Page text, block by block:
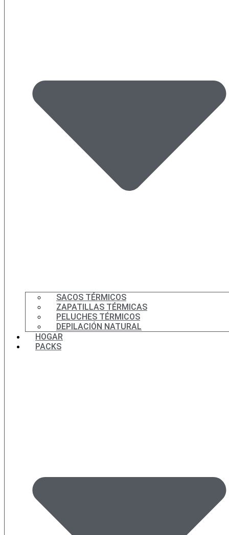
SACOS TÉRMICOS
ZAPATILLAS TÉRMICAS
PELUCHES TÉRMICOS
DEPILACIÓN NATURAL
HOGAR
PACKS